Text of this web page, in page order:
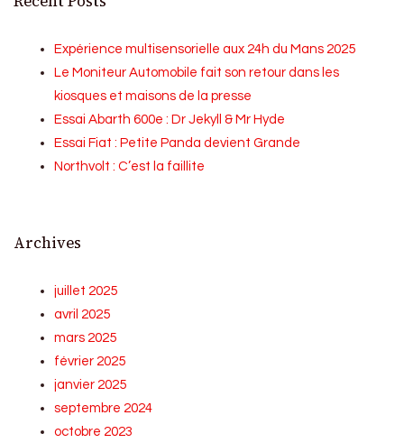
Expérience multisensorielle aux 24h du Mans 2025
Le Moniteur Automobile fait son retour dans les
kiosques et maisons de la presse
Essai Abarth 600e : Dr Jekyll & Mr Hyde
Essai Fiat : Petite Panda devient Grande
Northvolt : C’est la faillite
Archives
juillet 2025
avril 2025
mars 2025
février 2025
janvier 2025
septembre 2024
octobre 2023